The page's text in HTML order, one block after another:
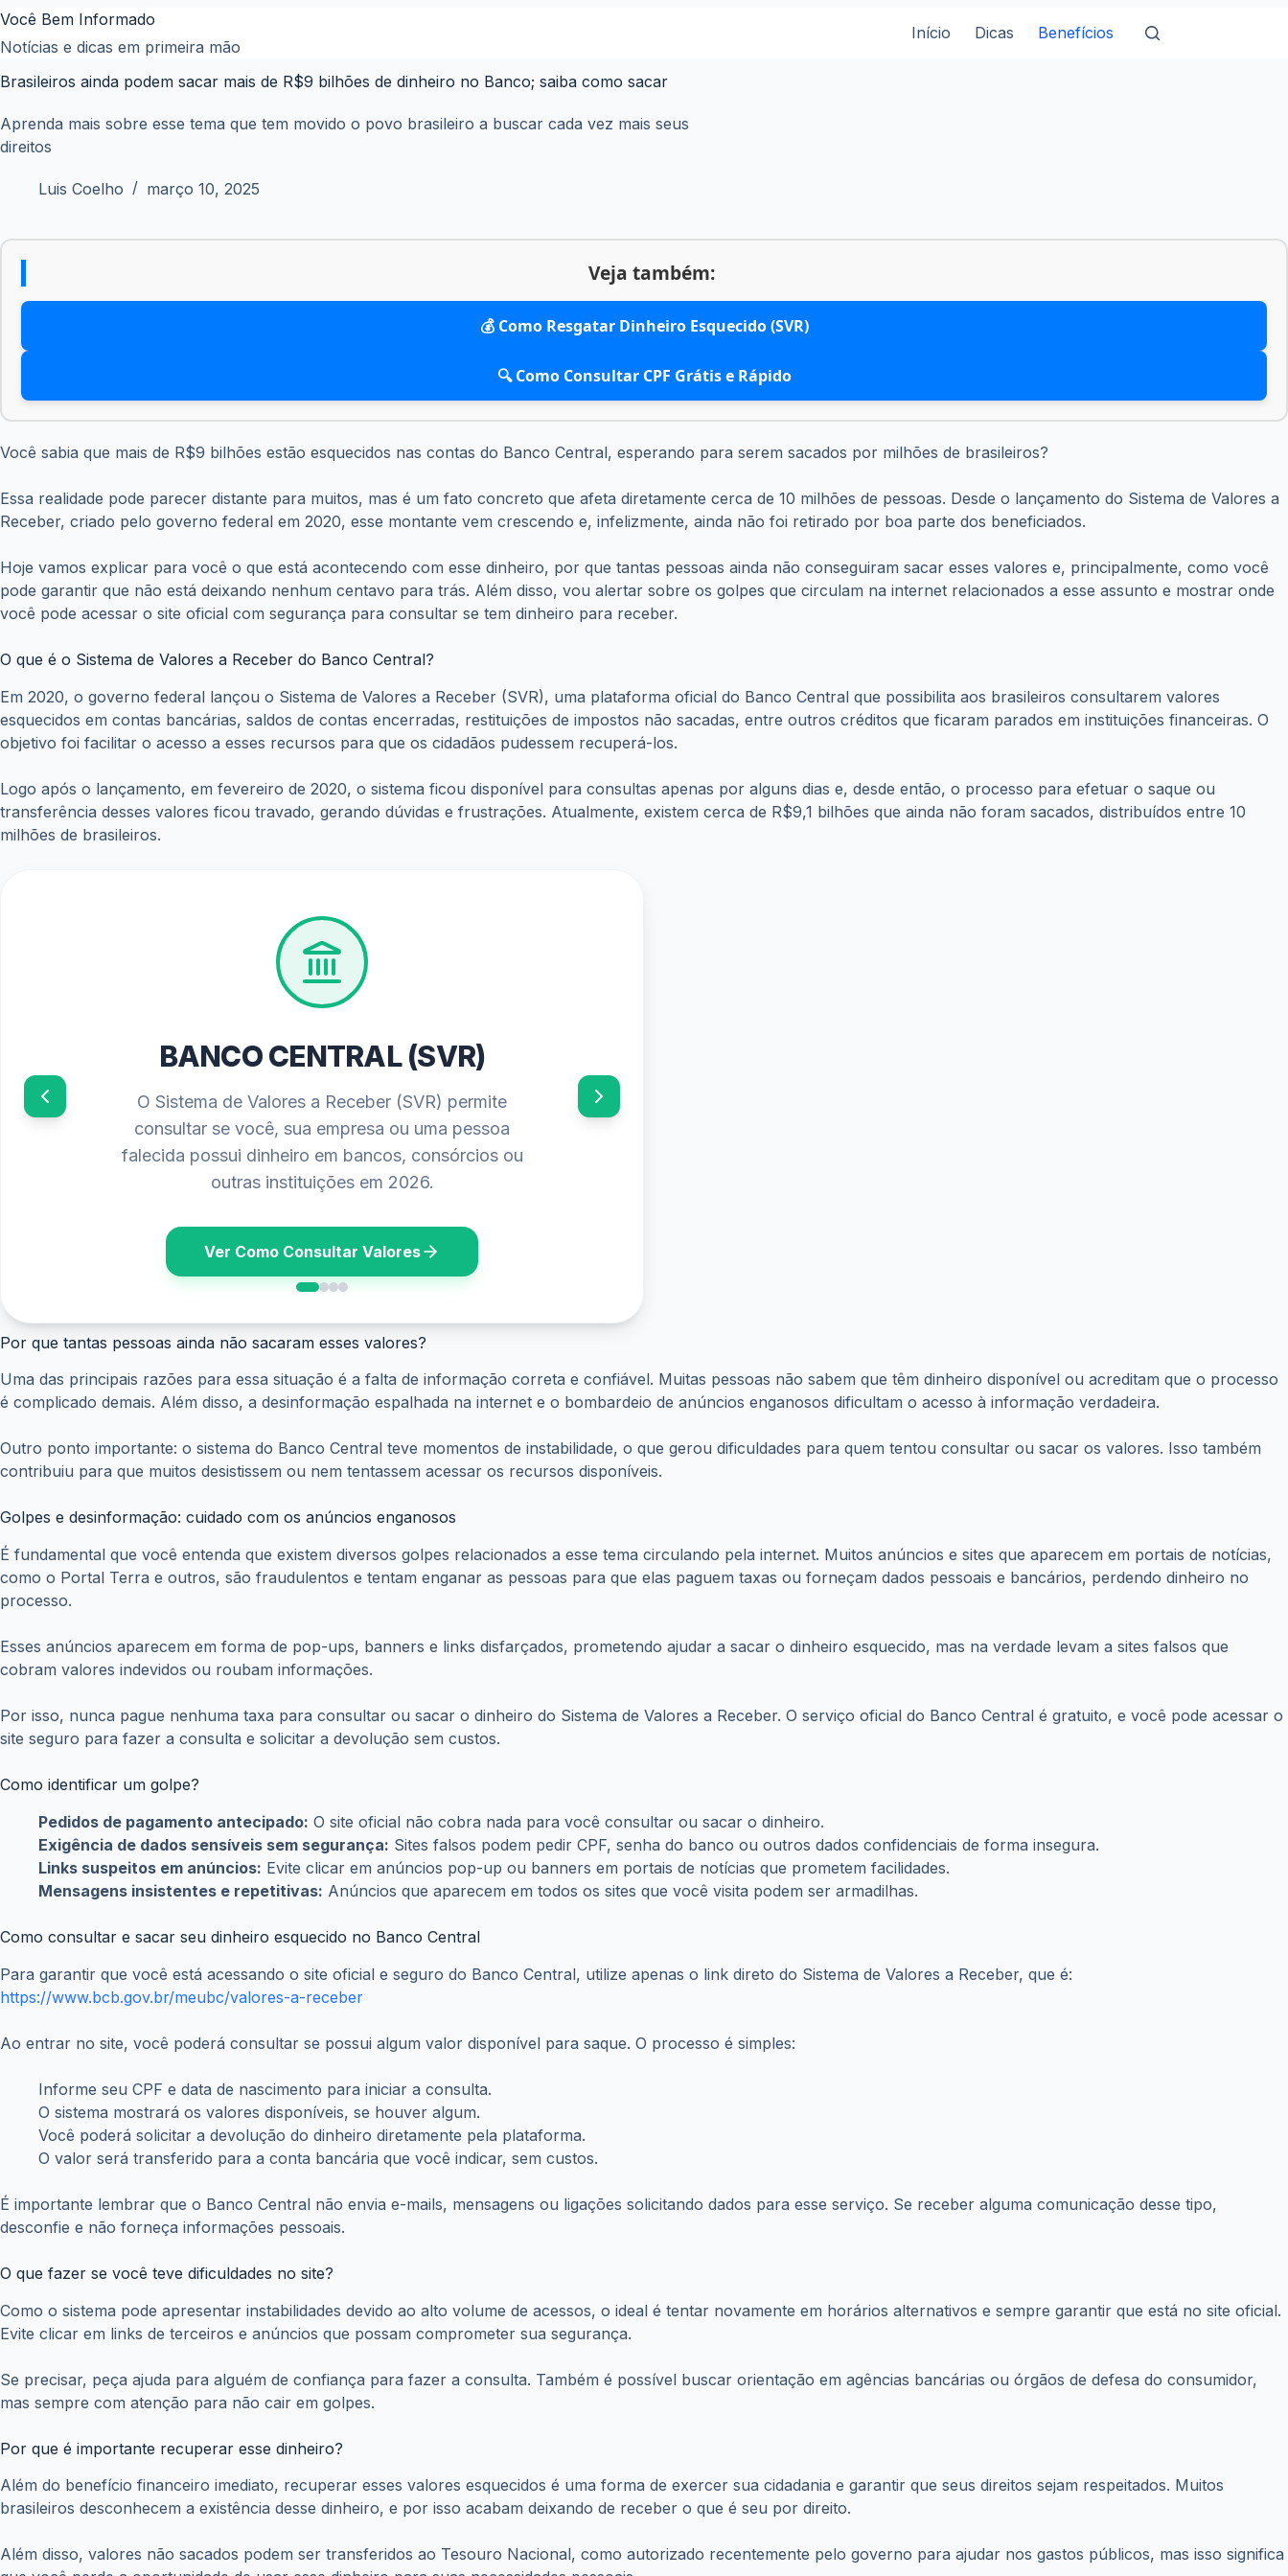
Pular
para
conteúdo
Você Bem Informado
Notícias e dicas em primeira mão
Início Dicas Benefícios
Brasileiros ainda podem sacar mais de R$9 bilhões de dinheiro no Banco; saiba como sacar
Aprenda mais sobre esse tema que tem movido o povo brasileiro a buscar cada vez mais seus
direitos
Luis Coelho março 10, 2025
Veja também:
💰 Como Resgatar Dinheiro Esquecido (SVR)
🔍 Como Consultar CPF Grátis e Rápido
Você sabia que mais de R$9 bilhões estão esquecidos nas contas do Banco Central, esperando para serem sacados por milhões de brasileiros?
Essa realidade pode parecer distante para muitos, mas é um fato concreto que afeta diretamente cerca de 10 milhões de pessoas. Desde o lançamento do Sistema de Valores a
Receber, criado pelo governo federal em 2020, esse montante vem crescendo e, infelizmente, ainda não foi retirado por boa parte dos beneficiados.
Hoje vamos explicar para você o que está acontecendo com esse dinheiro, por que tantas pessoas ainda não conseguiram sacar esses valores e, principalmente, como você
pode garantir que não está deixando nenhum centavo para trás. Além disso, vou alertar sobre os golpes que circulam na internet relacionados a esse assunto e mostrar onde
você pode acessar o site oficial com segurança para consultar se tem dinheiro para receber.
O que é o Sistema de Valores a Receber do Banco Central?
Em 2020, o governo federal lançou o Sistema de Valores a Receber (SVR), uma plataforma oficial do Banco Central que possibilita aos brasileiros consultarem valores
esquecidos em contas bancárias, saldos de contas encerradas, restituições de impostos não sacadas, entre outros créditos que ficaram parados em instituições financeiras. O
objetivo foi facilitar o acesso a esses recursos para que os cidadãos pudessem recuperá-los.
Logo após o lançamento, em fevereiro de 2020, o sistema ficou disponível para consultas apenas por alguns dias e, desde então, o processo para efetuar o saque ou
transferência desses valores ficou travado, gerando dúvidas e frustrações. Atualmente, existem cerca de R$9,1 bilhões que ainda não foram sacados, distribuídos entre 10
milhões de brasileiros.
PIS/PASEP 2026
Confira o calendário oficial de pagamentos e os
requisitos atualizados para solicitar o seu abono
salarial diretamente no seu banco ou aplicativo.
Ver Calendário
Por que tantas pessoas ainda não sacaram esses valores?
Uma das principais razões para essa situação é a falta de informação correta e confiável. Muitas pessoas não sabem que têm dinheiro disponível ou acreditam que o processo
é complicado demais. Além disso, a desinformação espalhada na internet e o bombardeio de anúncios enganosos dificultam o acesso à informação verdadeira.
contribuiu para que muitos desistissem ou nem tentassem acessar os recursos disponíveis.
É fundamental que você entenda que existem diversos golpes relacionados a esse tema circulando pela internet. Muitos anúncios e sites que aparecem em portais de notícias,
como o Portal Terra e outros, são fraudulentos e tentam enganar as pessoas para que elas paguem taxas ou forneçam dados pessoais e bancários, perdendo dinheiro no
processo.
cobram valores indevidos ou roubam informações.
site seguro para fazer a consulta e solicitar a devolução sem custos.
Pedidos de pagamento antecipado:
Exigência de dados sensíveis sem segurança:Sites falsos podem pedir CPF, senha do banco ou outros dados confidenciais de forma insegura.
Links suspeitos em anúncios:Evite clicar em anúncios pop-up ou banners em portais de notícias que prometem facilidades.
Mensagens insistentes e repetitivas:Anúncios que aparecem em todos os sites que você visita podem ser armadilhas.
Para garantir que você está acessando o site oficial e seguro do Banco Central, utilize apenas o link direto do Sistema de Valores a Receber, que é:
https://www.bcb.gov.br/meubc/valores-a-receber
O sistema mostrará os valores disponíveis, se houver algum.
Você poderá solicitar a devolução do dinheiro diretamente pela plataforma.
O valor será transferido para a conta bancária que você indicar, sem custos.
desconfie e não forneça informações pessoais.
Como o sistema pode apresentar instabilidades devido ao alto volume de acessos, o ideal é tentar novamente em horários alternativos e sempre garantir que está no site oficial.
Evite clicar em links de terceiros e anúncios que possam comprometer sua segurança.
mas sempre com atenção para não cair em golpes.
Além do benefício financeiro imediato, recuperar esses valores esquecidos é uma forma de exercer sua cidadania e garantir que seus direitos sejam respeitados. Muitos
brasileiros desconhecem a existência desse dinheiro, e por isso acabam deixando de receber o que é seu por direito.
que você perde a oportunidade de usar esse dinheiro para suas necessidades pessoais.